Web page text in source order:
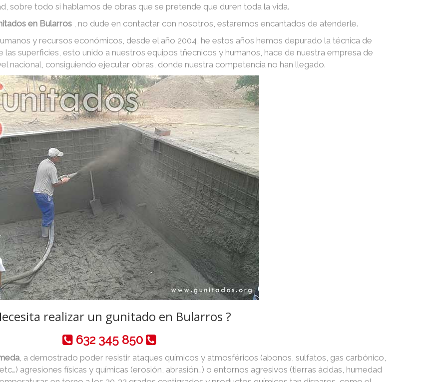
sobre todo si hablamos de obras que se pretende que duren toda la vida.
en Bularros , no dude en contactar con nosotros, estaremos encantados de atenderle.
y recursos económicos, desde el año 2004, he estos años hemos depurado la técnica de
superficies, esto unido a nuestros equipos tñecnicos y humanos, hace de nuestra empresa de
nacional, consiguiendo ejecutar obras, donde nuestra competencia no han llegado.
realizar un gunitado en Bularros ?
632 345 850
, a demostrado poder resistir ataques químicos y atmosféricos (abonos, sulfatos, gas carbónico,
agresiones físicas y químicas (erosión, abrasión…) o entornos agresivos (tierras ácidas, humedad